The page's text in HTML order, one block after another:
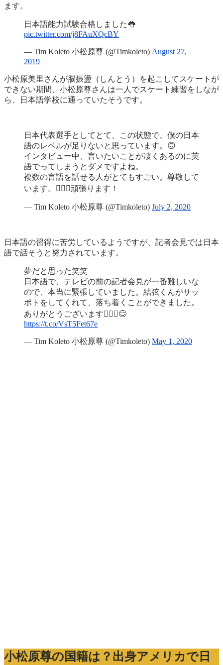
ます。
日本語能力試験合格しました👅
pic.twitter.com/j8FAuXQcBY
— Tim Koleto 小松原尊 (@Timkoleto) August 27,
2019
小松原美里さんが脳振盪（しんとう）を起こしてスケートが
できない期間、小松原尊さんは一人でスケート練習をしなが
ら、日本語学校に通っていたそうです。
日本代表選手としてとて、この状態で、僕の日本
語のレベルが足りないと思っています。🙃
インタビュー中、言いたいことが凄くあるのに英
語でってしまうとダメですよね。
複数の言語を話せる人がとてもすごい。尊敬して
います。🙇🏻‍♂️頑張ります！
— Tim Koleto 小松原尊 (@Timkoleto) July 2, 2020
日本語の習得に苦労しているようですが、記者会見では日本
語で話そうと努力されています。
夢だと思った笑笑
日本語で、テレビの前の記者会見が一番難しいな
ので、本当に緊張していました。結弦くんがサッ
ポトをしてくれて、落ち着くことができました。
ありがとうございます🙇🏻‍♂️😌
https://t.co/VsT5Fet67e
— Tim Koleto 小松原尊 (@Timkoleto) May 1, 2020
小松原尊の国籍は？出身アメリカで日